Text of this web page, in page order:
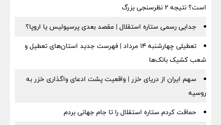
است؟ نتیجه ۲ نظرسنجی بزرگ
جدایی رسمی ستاره استقلال | مقصد بعدی پرسپولیس یا اروپا؟
تعطیلی چهارشنبه ۱۴ مرداد | فهرست جدید استان‌های تعطیل و
شعب کشیک بانک‌ها
سهم ایران از دریای خزر | واقعیت پشت ادعای واگذاری خزر به
روسیه
حماقت کردم ستاره استقلال را تا جام جهانی بردم